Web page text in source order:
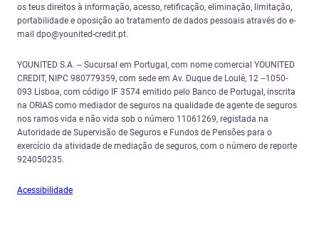
os teus direitos à informação, acesso, retificação, eliminação, limitação,
portabilidade e oposição ao tratamento de dados pessoais através do e-
mail dpo@younited-credit.pt.
YOUNITED S.A. – Sucursal em Portugal, com nome comercial YOUNITED
CREDIT, NIPC 980779359, com sede em Av. Duque de Loulé, 12 –1050-
093 Lisboa, com código IF 3574 emitido pelo Banco de Portugal, inscrita
na ORIAS como mediador de seguros na qualidade de agente de seguros
nos ramos vida e não vida sob o número 11061269, registada na
Autoridade de Supervisão de Seguros e Fundos de Pensões para o
exercício da atividade de mediação de seguros, com o número de reporte
924050235.
Acessibilidade